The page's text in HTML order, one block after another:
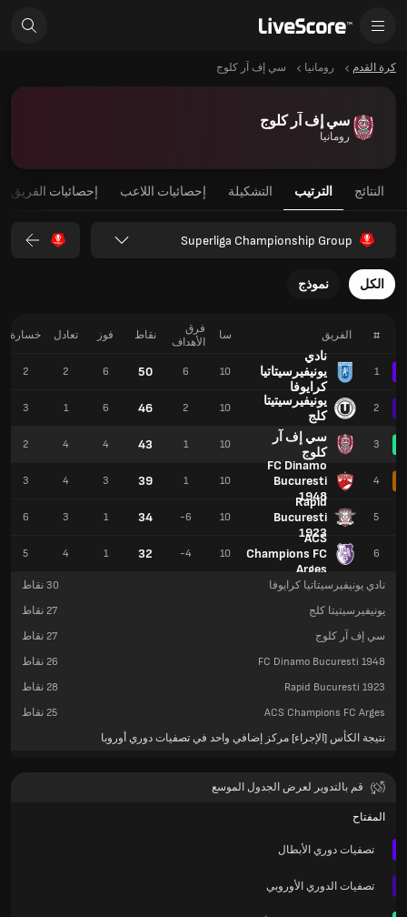
كرة القدم رومانيا سي إف آر كلوج
سي إف آر كلوج
رومانيا
النتائج الترتيب التشكيلة إحصائيات اللاعب إحصائيات الفريق
Superliga Championship Group
الكل نموذج
# الفريق
1
نادي
يونيفيرسيتاتيا
كرايوفا
2
يونيفيرسيتيتا
كلج
3
سي إف آر
كلوج
4
FC Dinamo
Bucuresti
1948
5
Rapid
Bucuresti
1923
6
ACS
Champions FC
Arges
سا
فرق
الأهداف
نقاط فوز تعادل خسارة
10
6
50
6
2
2
10
2
46
6
1
3
10
1
43
4
4
2
10
1
39
3
4
3
10
-6
34
1
3
6
10
-4
32
1
4
5
نادي يونيفيرسيتاتيا كرايوفا 30 نقاط
يونيفيرسيتيتا كلج
27 نقاط
سي إف آر كلوج
27 نقاط
FC Dinamo Bucuresti 1948
26 نقاط
Rapid Bucuresti 1923
28 نقاط
ACS Champions FC Arges
25 نقاط
نتيجة الكأس [الإجراء] مركز إضافي واحد في تصفيات دوري أوروبا
قم بالتدوير لعرض الجدول الموسع
المفتاح
تصفيات دوري الأبطال
تصفيات الدوري الأوروبي